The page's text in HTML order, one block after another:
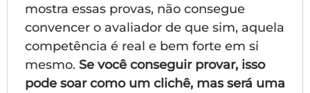
mostra essas provas, não consegue
convencer o avaliador de que sim, aquela
competência é real e bem forte em si
mesmo. Se você conseguir provar, isso
pode soar como um clichê, mas será uma